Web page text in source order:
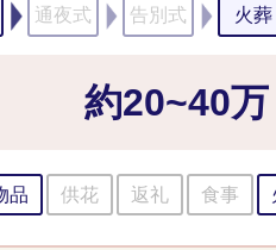
通夜式 告別式 火葬
約20~40万
品 供花 返礼 食事